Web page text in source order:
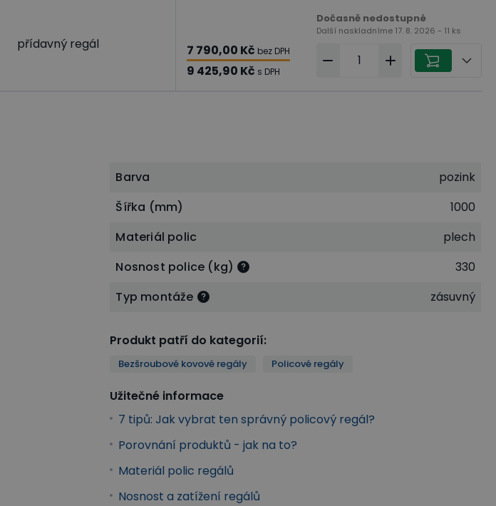
přídavný regál 7 790,00 Kč bez DPH
9 425,90 Kč s DPH
Dočasně nedostupné
Další naskladníme 17. 8. 2026 - 11 ks
Barva
pozink
Šířka (mm)
1000
Materiál polic
plech
Nosnost police (kg)
330
Typ montáže
zásuvný
Produkt patří do kategorií:
Bezšroubové kovové regály Policové regály
Užitečné informace
7 tipů: Jak vybrat ten správný policový regál?
Porovnání produktů - jak na to?
Materiál polic regálů
Nosnost a zatížení regálů